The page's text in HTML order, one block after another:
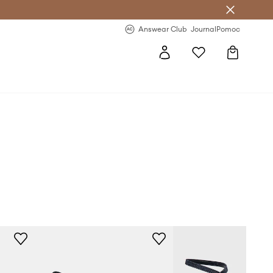
Answear Club JournalPomoc